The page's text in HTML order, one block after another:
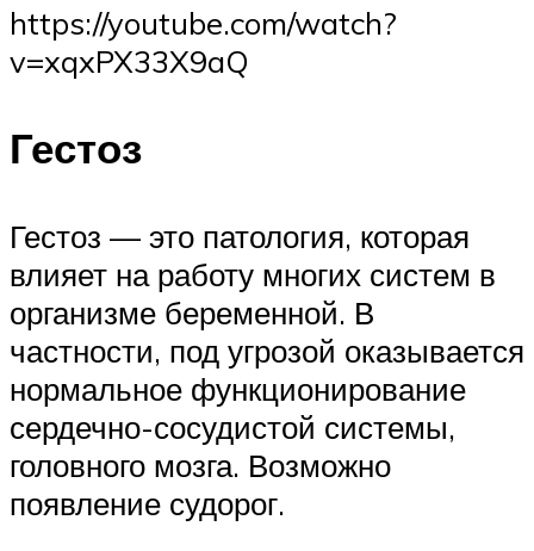
https://youtube.com/watch?
v=xqxPX33X9aQ
Гестоз
Гестоз — это патология, которая
влияет на работу многих систем в
организме беременной. В
частности, под угрозой оказывается
нормальное функционирование
сердечно-сосудистой системы,
головного мозга. Возможно
появление судорог.